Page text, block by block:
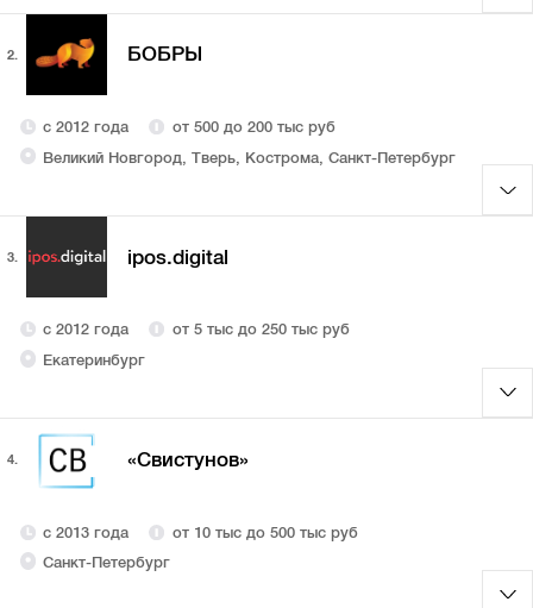
2. БОБРЫ
с 2012 года
от 500 до 200 тыс руб
Великий Новгород, Тверь, Кострома, Санкт-Петербург
3. ipos.digital
с 2012 года
от 5 тыс до 250 тыс руб
Екатеринбург
4. «Свистунов»
с 2013 года
от 10 тыс до 500 тыс руб
Санкт-Петербург